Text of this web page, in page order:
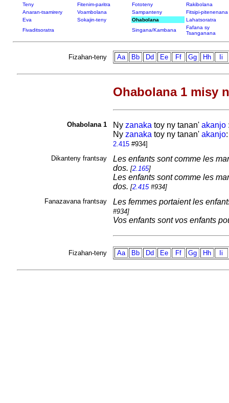
Teny Fitenim-paritra Fototeny
Rakibolana
Anaran-tsamirery
Voambolana Sampanteny
Fitsipi-pitenenana
Eva
Sokajin-teny Ohabolana
Lahatsoratra
Fivaditsoratra
Singana/Kambana
Fafana sy
Tsanganana
Fizahan-teny Aa Bb Dd Ee Ff Gg Hh Ii
Ohabolana 1 misy
Ohabolana 1 Ny zanaka toy ny tanan' akanjo
Ny zanaka toy ny tanan' akanjo
2.415#934]
Dikanteny frantsay
Les enfants sont comme les
dos. [2.165]
Les enfants sont comme les
dos. [2.415#934]
Fanazavana frantsay
Les femmes portaient les
#934]
Vos enfants sont vos enfants
Fizahan-teny Aa Bb Dd Ee Ff Gg Hh Ii